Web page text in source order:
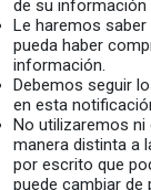
de su información
Le haremos
pueda haber
información.
Debemos seguir
en esta
No utilizaremos
manera distinta a
por escrito que
puede cambiar de